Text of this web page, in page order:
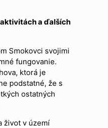
a ďalších
Smokovci svojimi
fungovanie.
ktorá je
podstatné, že s
ostatných
život v území